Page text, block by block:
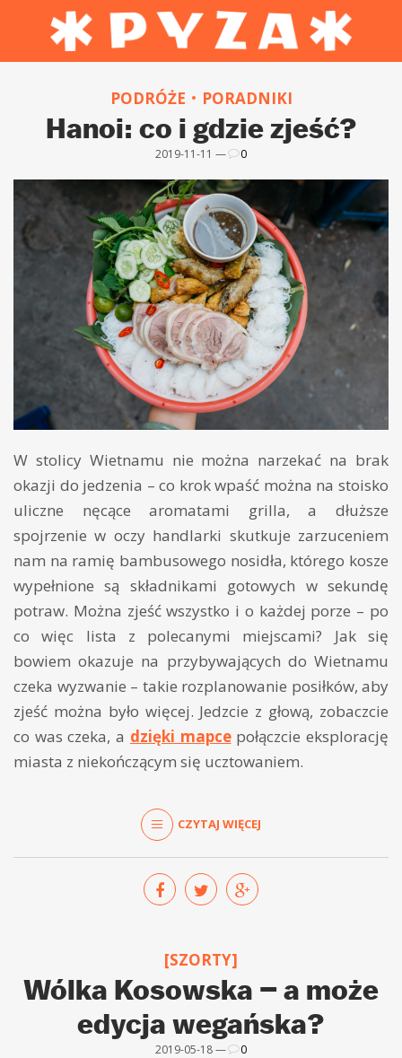
PODRÓŻE PORADNIKI
Hanoi: co i gdzie zjeść?
2019-11-11 — 0
W stolicy Wietnamu nie można narzekać na brak
okazji do jedzenia – co krok wpaść można na stoisko
uliczne nęcące aromatami grilla, a dłuższe
spojrzenie w oczy handlarki skutkuje zarzuceniem
nam na ramię bambusowego nosidła, którego kosze
wypełnione są składnikami gotowych w sekundę
potraw. Można zjeść wszystko i o każdej porze – po
co więc lista z polecanymi miejscami? Jak się
bowiem okazuje na przybywających do Wietnamu
czeka wyzwanie – takie rozplanowanie posiłków, aby
zjeść można było więcej. Jedzcie z głową, zobaczcie
co was czeka, a dzięki mapcepołączcie eksplorację
miasta z niekończącym się ucztowaniem.
CZYTAJ WIĘCEJ
[SZORTY]
Wólka Kosowska – a może
edycja wegańska?
2019-05-18 — 0